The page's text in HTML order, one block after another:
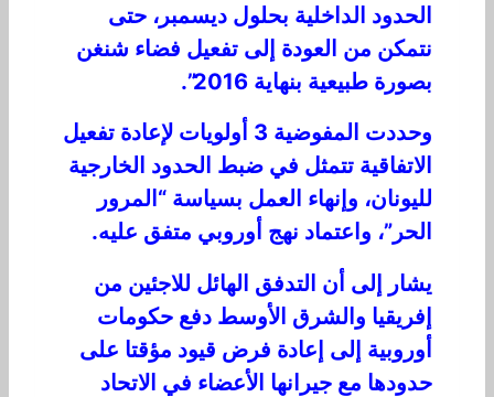
الحدود الداخلية بحلول ديسمبر، حتى
نتمكن من العودة إلى تفعيل فضاء شنغن
بصورة طبيعية بنهاية 2016”.
وحددت المفوضية 3 أولويات لإعادة تفعيل
الاتفاقية تتمثل في ضبط الحدود الخارجية
لليونان، وإنهاء العمل بسياسة “المرور
الحر”، واعتماد نهج أوروبي متفق عليه.
يشار إلى أن التدفق الهائل للاجئين من
إفريقيا والشرق الأوسط دفع حكومات
أوروبية إلى إعادة فرض قيود مؤقتا على
حدودها مع جيرانها الأعضاء في الاتحاد